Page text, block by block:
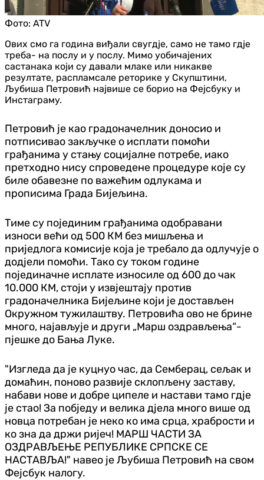
Фото: ATV
Ових смо га година виђали свугдје, само не тамо гдје
треба- на послу и у послу. Мимо уобичајених
састанака који су давали млаке или никакве
резултате, распламсале реторике у Скупштини,
Љубиша Петровић највише се борио на Фејсбуку и
Инстаграму.
Петровић је као градоначелник доносио и
потписивао закључке о исплати помоћи
грађанима у стању социјалне потребе, иако
претходно нису спроведене процедуре које су
биле обавезне по важећим одлукама и
прописима Града Бијељина.
Тиме су појединим грађанима одобравани
износи већи од 500 КМ без мишљења и
приједлога комисије која је требало да одлучује о
додјели помоћи. Тако су током године
појединачне исплате износиле од 600 до чак
10.000 КМ, стоји у извјештају против
градоначелника Бијељине који је достављен
Окружном тужилаштву. Петровића ово не брине
много, најављује и други „Марш оздрављења“-
пјешке до Бања Луке.
"Изгледа да је куцнуо час, да Семберац, сељак и
домаћин, поново развије склопљену заставу,
набави нове и добре ципеле и настави тамо гдје
је стао! За побједу и велика дјела много више од
новца потребан је неко ко има срца, храбрости и
ко зна да држи ријеч! МАРШ ЧАСТИ ЗА
ОЗДРАВЉЕЊЕ РЕПУБЛИКЕ СРПСКЕ СЕ
НАСТАВЉА!" навео је Љубиша Петровић на свом
Фејсбук налогу.